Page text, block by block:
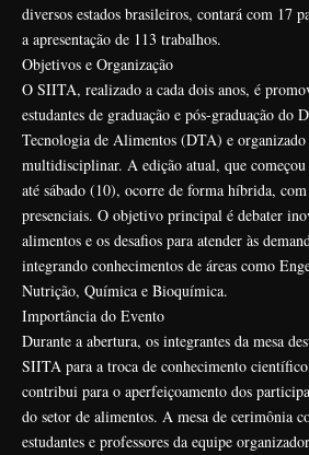
diversos estados brasileiros, contará com 17
a apresentação de 113 trabalhos.
Objetivos e Organização
O SIITA, realizado a cada dois anos, é
estudantes de graduação e pós-graduação do
Tecnologia de Alimentos (DTA) e
multidisciplinar. A edição atual, que
até sábado (10), ocorre de forma híbrida,
presenciais. O objetivo principal é debater
alimentos e os desafios para atender às
integrando conhecimentos de áreas como
Nutrição, Química e Bioquímica.
Importância do Evento
Durante a abertura, os integrantes da mesa
SIITA para a troca de conhecimento
contribui para o aperfeiçoamento dos
do setor de alimentos. A mesa de cerimônia
estudantes e professores da equipe